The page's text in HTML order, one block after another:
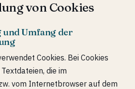
von Cookies
und Umfang der
Cookies. Bei Cookies
die im
vom Internetbrowser auf dem